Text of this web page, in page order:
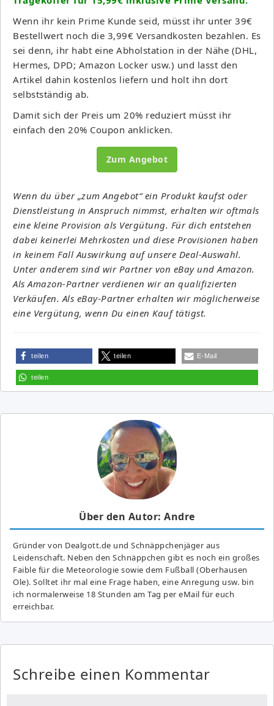
Wenn ihr kein Prime Kunde seid, müsst ihr unter 39€
Bestellwert noch die 3,99€ Versandkosten bezahlen. Es
sei denn, ihr habt eine Abholstation in der Nähe (DHL,
Hermes, DPD; Amazon Locker usw.) und lasst den
Artikel dahin kostenlos liefern und holt ihn dort
selbstständig ab.
Damit sich der Preis um 20% reduziert müsst ihr
einfach den 20% Coupon anklicken.
Zum Angebot
Wenn du über „zum Angebot“ ein Produkt kaufst oder
Dienstleistung in Anspruch nimmst, erhalten wir oftmals
eine kleine Provision als Vergütung. Für dich entstehen
dabei keinerlei Mehrkosten und diese Provisionen haben
in keinem Fall Auswirkung auf unsere Deal-Auswahl.
Unter anderem sind wir Partner von eBay und Amazon.
Als Amazon-Partner verdienen wir an qualifizierten
Verkäufen. Als eBay-Partner erhalten wir möglicherweise
eine Vergütung, wenn Du einen Kauf tätigst.
teilen teilen E-Mail
teilen
Über den Autor: Andre
Gründer von Dealgott.de und Schnäppchenjäger aus
Leidenschaft. Neben den Schnäppchen gibt es noch ein großes
Fai­ble für die Meteorologie sowie dem Fußball (Oberhausen
Ole). Solltet ihr mal eine Frage haben, eine Anregung usw. bin
ich normalerweise 18 Stunden am Tag per eMail für euch
erreichbar.
Schreibe einen Kommentar